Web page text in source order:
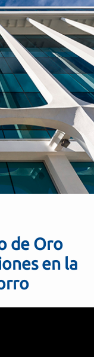
de Oro
en la